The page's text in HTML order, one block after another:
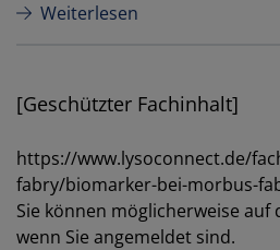
Weiterlesen
[Geschützter Fachinhalt]
https://www.lysoconnect.de/
fabry/biomarker-bei-morbus-
Sie können möglicherweise auf
wenn Sie angemeldet sind.